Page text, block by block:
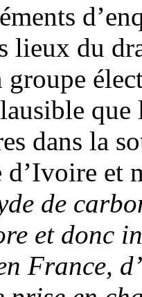
lieux du
groupe
dans la
et
de
et donc
France,